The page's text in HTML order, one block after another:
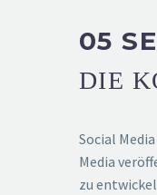
05
DIE
Social
Media
zu